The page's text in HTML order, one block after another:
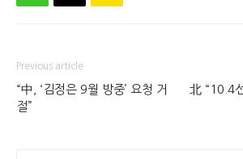
Previous article
“中, ‘김정은 9월 방중’ 요청 거
절”
北 “10.4